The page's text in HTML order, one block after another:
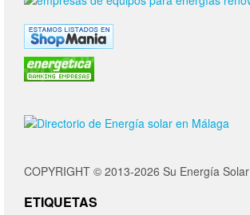
COPYRIGHT © 2013-2026 Su Energía Solar
ETIQUETAS